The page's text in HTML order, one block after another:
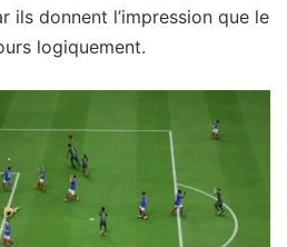
ils donnent l’impression que le
logiquement.